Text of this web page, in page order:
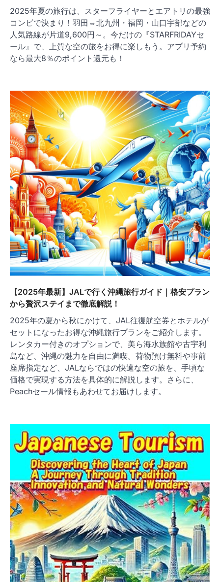
2025年夏の旅行は、スターフライヤーとエアトリの最強
コンビで決まり！羽田⇔北九州・福岡・山口宇部などの
人気路線が片道9,600円～。今だけの『STARFRIDAYセ
ール』で、上質な空の旅をお得に楽しもう。アプリ予約
なら最大8％のポイント還元も！
【2025年最新】JALで行く沖縄旅行ガイド｜格安プラン
から贅沢ステイまで徹底解説！
2025年の夏から秋にかけて、JAL往復航空券とホテルが
セットになったお得な沖縄旅行プランをご紹介します。
レンタカー付きのオプションで、美ら海水族館や古宇利
島など、沖縄の魅力を自由に満喫。荷物預け無料や事前
座席指定など、JALならではの快適な空の旅を、手頃な
価格で実現する方法を具体的に解説します。さらに、
Peachセール情報もあわせてお届けします。